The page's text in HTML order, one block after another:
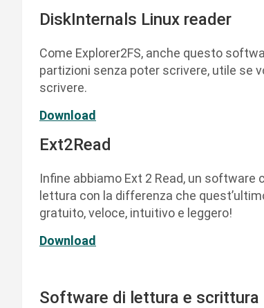
DiskInternals Linux reader
Come Explorer2FS, anche questo
partizioni senza poter scrivere, utile se
scrivere.
Download
Ext2Read
Infine abbiamo Ext 2 Read, un
lettura con la differenza che
gratuito, veloce, intuitivo e leggero!
Download
Software di lettura e scrittura